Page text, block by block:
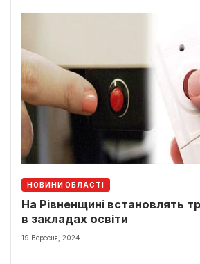
НОВИНИ ОБЛАСТІ
На Рівненщині встановлять
в закладах освіти
19 Вересня, 2024